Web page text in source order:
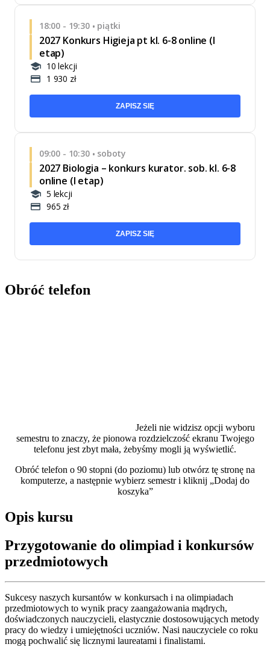
18:00 - 19:30• piątki
2027 Konkurs Higieja pt kl. 6-8 online (I
etap)
10 lekcji
1 930 zł
ZAPISZ SIĘ
09:00 - 10:30• soboty
2027 Biologia – konkurs kurator. sob. kl. 6-8
online (I etap)
5 lekcji
965 zł
ZAPISZ SIĘ
Obróć telefon
Jeżeli nie widzisz opcji wyboru
semestru to znaczy, że pionowa rozdzielczość ekranu Twojego
telefonu jest zbyt mała, żebyśmy mogli ją wyświetlić.
Obróć telefon o 90 stopni (do poziomu) lub otwórz tę stronę na
komputerze, a następnie wybierz semestr i kliknij „Dodaj do
koszyka”
Opis kursu
Przygotowanie do olimpiad i konkursów
przedmiotowych
Sukcesy naszych kursantów w konkursach i na olimpiadach
przedmiotowych to wynik pracy zaangażowania mądrych,
doświadczonych nauczycieli, elastycznie dostosowujących metody
pracy do wiedzy i umiejętności uczniów. Nasi nauczyciele co roku
mogą pochwalić się licznymi laureatami i finalistami.